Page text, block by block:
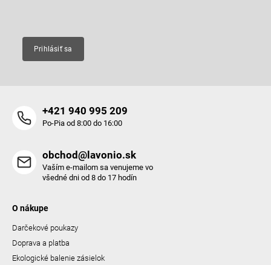
Prihlásiť sa
+421 940 995 209
Po-Pia od 8:00 do 16:00
obchod@lavonio.sk
Vaším e-mailom sa venujeme vo
všedné dni od 8 do 17 hodín
O nákupe
Darčekové poukazy
Doprava a platba
Ekologické balenie zásielok